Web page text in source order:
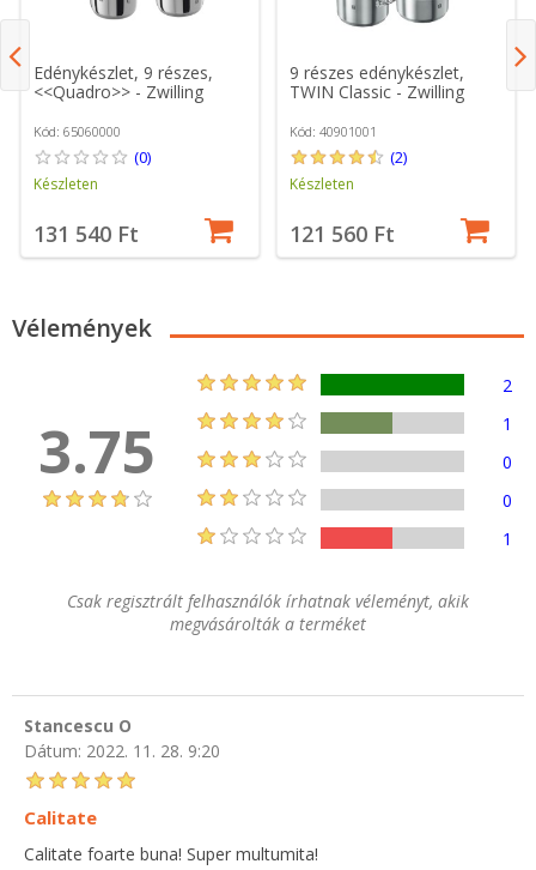
Edénykészlet, 9 részes,
<<Quadro>> - Zwilling
Kód: 65060000
(0)
Készleten
131 540 Ft
9 részes edénykészlet,
TWIN Classic - Zwilling
Kód: 40901001
(2)
Készleten
121 560 Ft
Vélemények
3.75
2
1
0
0
1
Csak regisztrált felhasználók írhatnak véleményt, akik
megvásárolták a terméket
Stancescu O
Dátum: 2022. 11. 28. 9:20
Calitate
Calitate foarte buna! Super multumita!